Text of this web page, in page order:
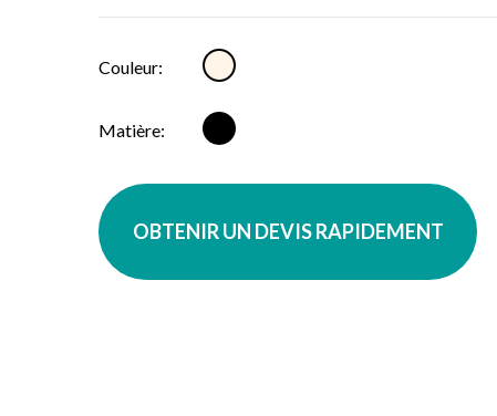
Couleur: Naturel
Matière: Bambou
OBTENIR UN DEVIS RAPIDEMENT